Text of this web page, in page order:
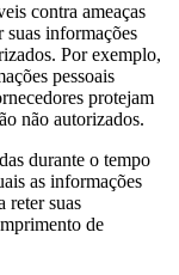
contra ameaças
suas informações
Por exemplo,
pessoais
protejam
não autorizados.
durante o tempo
as informações
reter suas
de